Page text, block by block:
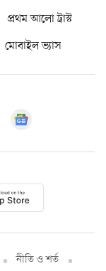
প্রথম আলো ট্রাস্ট
মোবাইল ভ্যাস
নীতি ও শর্ত